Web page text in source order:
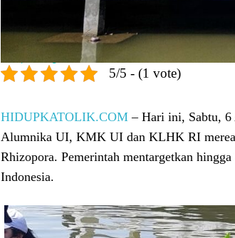
5/5 - (1 vote)
HIDUPKATOLIK.COM – Hari ini, Sabtu, 6
Alumnika UI, KMK UI dan KLHK RI
Rhizopora. Pemerintah mentargetkan
Indonesia.